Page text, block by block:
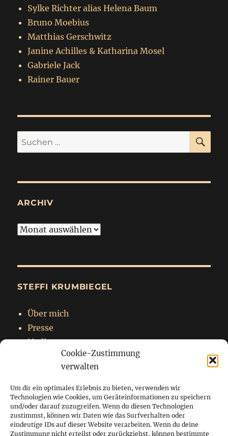
Cookie-Zustimmung
verwalten
Um dir ein optimales Erlebnis zu bieten, verwenden wir
Technologien wie Cookies, um Geräteinformationen zu speichern
und/oder darauf zuzugreifen. Wenn du diesen Technologien
zustimmst, können wir Daten wie das Surfverhalten oder
eindeutige IDs auf dieser Website verarbeiten. Wenn du deine
Zustimmung nicht erteilst oder zurückziehst, können bestimmte
Sylke Richter alias Helena Baum
Bruno Moebius
Matthias Gerschwitz
Janine Achilles & Katharina Mosel
Gabriele Jack
Rainer Bauer
Suchen
nach:
ARCHIV
Archiv
STEFFI KRUMBIEGEL
Über mich
Presse
Nadja
Impressum
Datenschutzerklärung
Startseite